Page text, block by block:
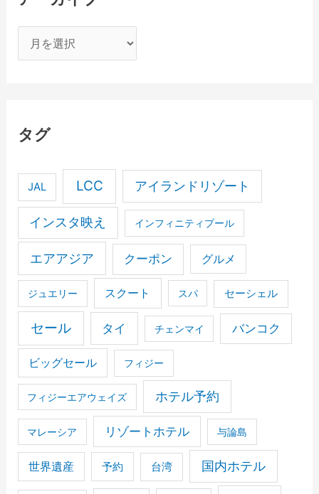
ー
ブ
タグ
JAL LCC アイランドリゾート
インスタ映え インフィニティプール
エアアジア クーポン グルメ
ジュエリー スクート スパ セーシェル
セール タイ チェンマイ バンコク
ビッグセール フィジー
フィジーエアウェイズ ホテル予約
マレーシア リゾートホテル 与論島
世界遺産 予約 台湾 国内ホテル